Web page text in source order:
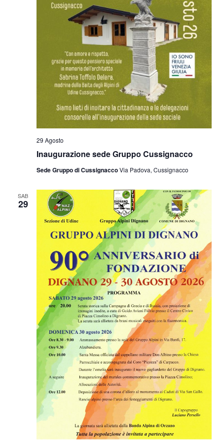
Inaugurazione sede Gruppo Cussignacco
29 Agosto
Sede Gruppo di CussignaccoVia Padova, Cussignacco
SAB
29